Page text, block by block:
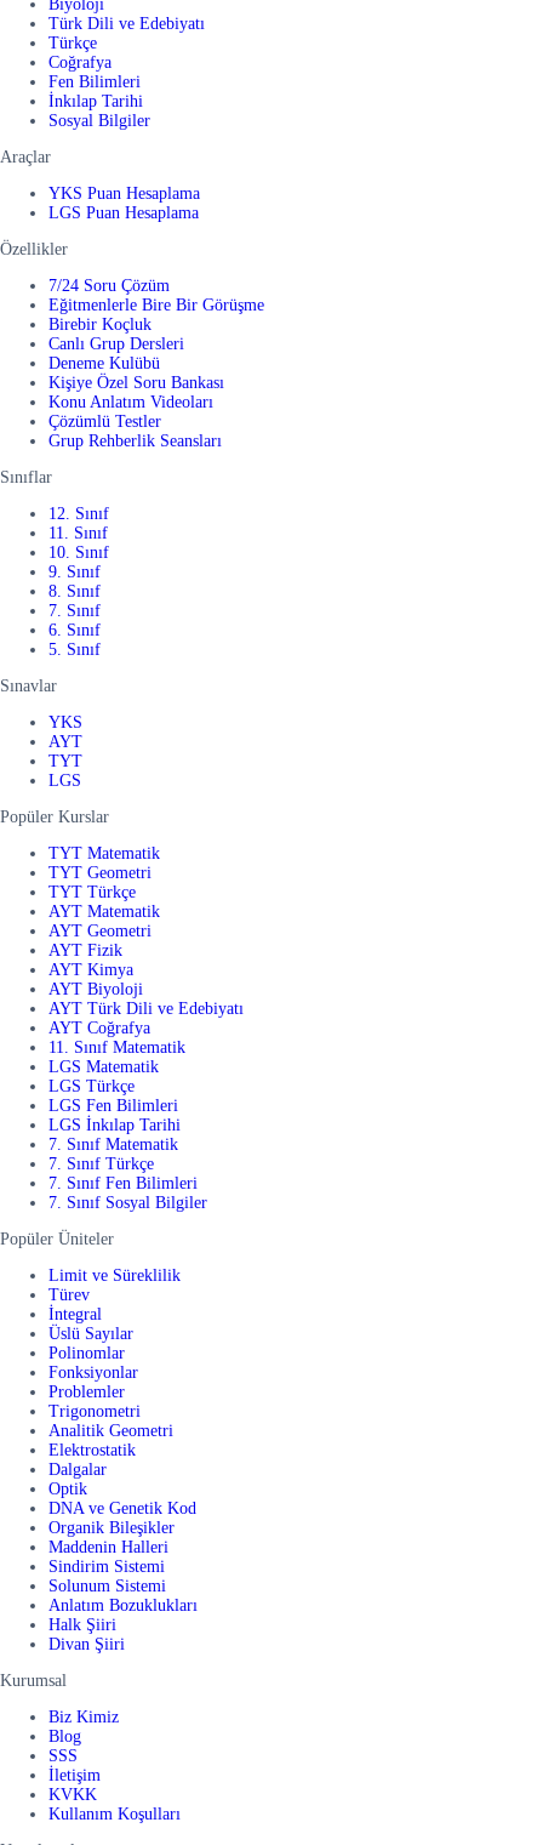
Biyoloji
Türk Dili ve Edebiyatı
Türkçe
Coğrafya
Fen Bilimleri
İnkılap Tarihi
Sosyal Bilgiler
Araçlar
YKS Puan Hesaplama
LGS Puan Hesaplama
Özellikler
7/24 Soru Çözüm
Eğitmenlerle Bire Bir Görüşme
Birebir Koçluk
Canlı Grup Dersleri
Deneme Kulübü
Kişiye Özel Soru Bankası
Konu Anlatım Videoları
Çözümlü Testler
Grup Rehberlik Seansları
Sınıflar
12. Sınıf
11. Sınıf
10. Sınıf
9. Sınıf
8. Sınıf
7. Sınıf
6. Sınıf
5. Sınıf
Sınavlar
YKS
AYT
TYT
LGS
Popüler Kurslar
TYT Matematik
TYT Geometri
TYT Türkçe
AYT Matematik
AYT Geometri
AYT Fizik
AYT Kimya
AYT Biyoloji
AYT Türk Dili ve Edebiyatı
AYT Coğrafya
11. Sınıf Matematik
LGS Matematik
LGS Türkçe
LGS Fen Bilimleri
LGS İnkılap Tarihi
7. Sınıf Matematik
7. Sınıf Türkçe
7. Sınıf Fen Bilimleri
7. Sınıf Sosyal Bilgiler
Popüler Üniteler
Limit ve Süreklilik
Türev
İntegral
Üslü Sayılar
Polinomlar
Fonksiyonlar
Problemler
Trigonometri
Analitik Geometri
Elektrostatik
Dalgalar
Optik
DNA ve Genetik Kod
Organik Bileşikler
Maddenin Halleri
Sindirim Sistemi
Solunum Sistemi
Anlatım Bozuklukları
Halk Şiiri
Divan Şiiri
Kurumsal
Biz Kimiz
Blog
SSS
İletişim
KVKK
Kullanım Koşulları